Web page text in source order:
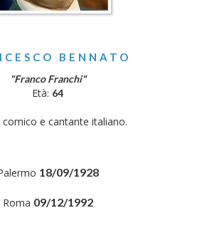
BENNATO
"Franco Franchi"
Età: 64
e cantante italiano.
18/09/1928
Roma 09/12/1992